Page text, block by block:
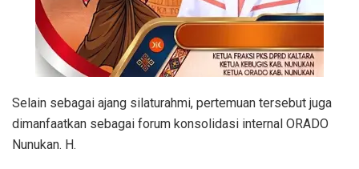
Selain sebagai ajang silaturahmi, pertemuan tersebut juga
dimanfaatkan sebagai forum konsolidasi internal ORADO
Nunukan. H.